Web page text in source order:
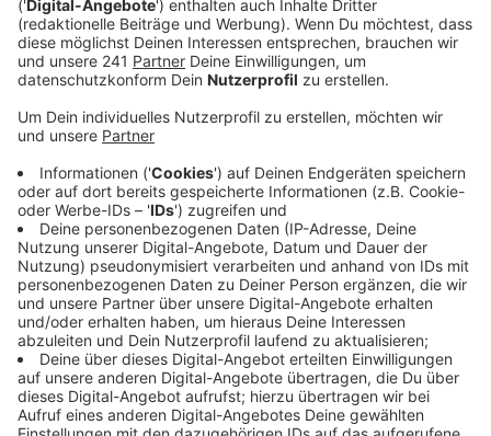
Veröffentlicht:Donnerstag, 31.08.2023 14:14
Anzeige
Meter tiefen Schacht hat die Feuerwehr beim
Eintreffen die Alarmstufe erhöht und auch Kräfte der
Freiwilligen Feuerwehr hinzugezogen, so ein Sprecher
der Leverkusener Feuerwehr. Am Ende stellte sich
heraus, dass wohl jemand eine brennende Zigarette in
den Schacht geworfen hatte. Verletzt wurde niemand,
nach rund einer Stunde konnte die Feuerwehr wieder
abrücken. Auch die EVL wurde von der Feuerwehr
hinzugezogen, da sich hinter dem Schacht ein
sogenannter Trafo-Raum befindet, in dem